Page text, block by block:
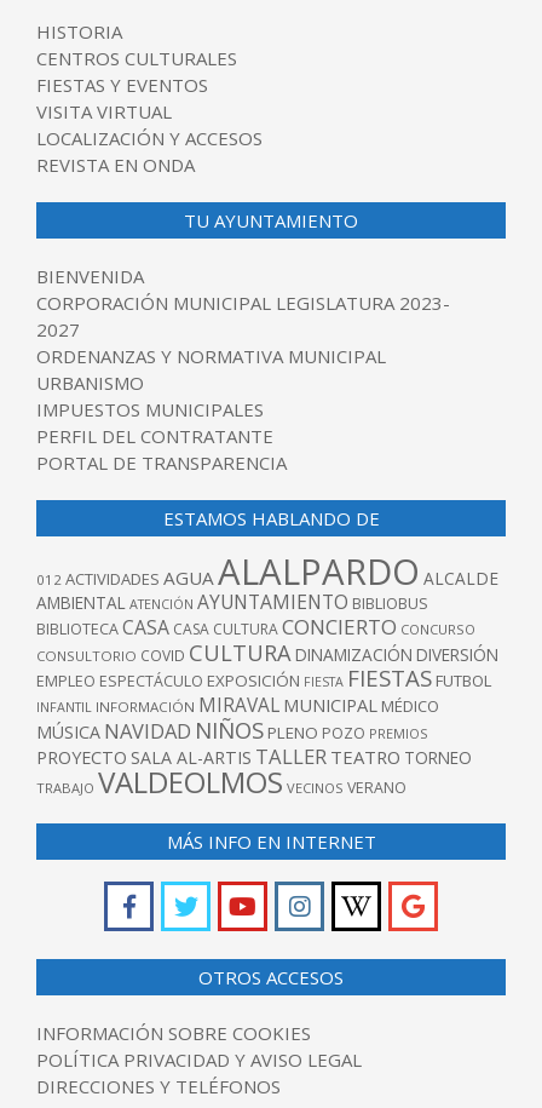
HISTORIA
CENTROS CULTURALES
FIESTAS Y EVENTOS
VISITA VIRTUAL
LOCALIZACIÓN Y ACCESOS
REVISTA EN ONDA
TU AYUNTAMIENTO
BIENVENIDA
CORPORACIÓN MUNICIPAL LEGISLATURA 2023-
2027
ORDENANZAS Y NORMATIVA MUNICIPAL
URBANISMO
IMPUESTOS MUNICIPALES
PERFIL DEL CONTRATANTE
PORTAL DE TRANSPARENCIA
ESTAMOS HABLANDO DE
012 ACTIVIDADES AGUA ALALPARDO ALCALDE
AMBIENTAL ATENCIÓN AYUNTAMIENTO BIBLIOBUS
BIBLIOTECACASA CASA CULTURACONCIERTO CONCURSO
CONSULTORIO COVID CULTURA DINAMIZACIÓN DIVERSIÓN
EMPLEO ESPECTÁCULO EXPOSICIÓN FIESTA FIESTAS FUTBOL
INFANTIL INFORMACIÓN MIRAVAL MUNICIPAL MÉDICO
MÚSICA NAVIDAD NIÑOS PLENO POZO PREMIOS
PROYECTO SALA AL-ARTIS TALLER TEATRO TORNEO
TRABAJO VALDEOLMOS VECINOS VERANO
MÁS INFO EN INTERNET
OTROS ACCESOS
INFORMACIÓN SOBRE COOKIES
POLÍTICA PRIVACIDAD Y AVISO LEGAL
DIRECCIONES Y TELÉFONOS